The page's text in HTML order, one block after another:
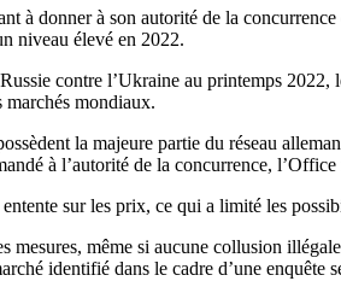
à donner à son autorité de la
niveau élevé en 2022.
contre l’Ukraine au printemps
marchés mondiaux.
la majeure partie du réseau
à l’autorité de la concurrence, l’Office
sur les prix, ce qui a limité les
même si aucune collusion
identifié dans le cadre d’une enquête